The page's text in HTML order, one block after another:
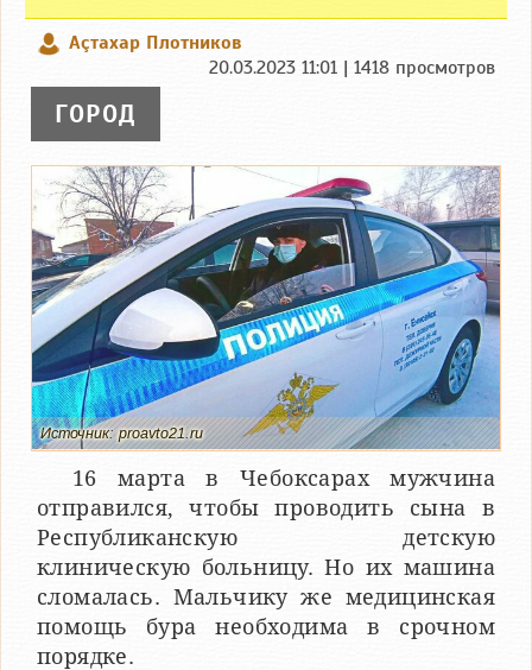
Аçтахар Плотников
20.03.2023 11:01 | 1418 просмотров
ГОРОД
Источник: proavto21.ru
16 марта в Чебоксарах мужчина
отправился, чтобы проводить сына в
Республиканскую детскую
клиническую больницу. Но их машина
сломалась. Мальчику же медицинская
помощь бура необходима в срочном
порядке.